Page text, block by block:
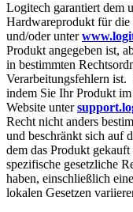
Logitech garantiert dem
Hardwareprodukt für
und/oder unter
Produkt angegeben ist,
in bestimmten
Verarbeitungsfehlern
indem Sie Ihr Produkt
Website unter
Recht nicht anders
und beschränkt sich auf
dem das Produkt
spezifische gesetzliche
haben, einschließlich
lokalen Gesetzen